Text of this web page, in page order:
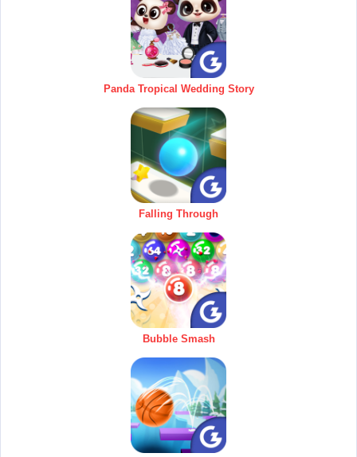
Panda Tropical Wedding Story
Falling Through
Bubble Smash